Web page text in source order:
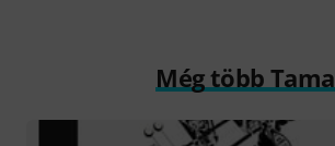
Még több Tama